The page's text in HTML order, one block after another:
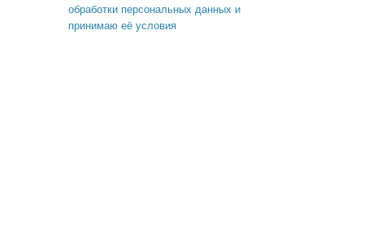
обработки персональных данных и
принимаю её условия